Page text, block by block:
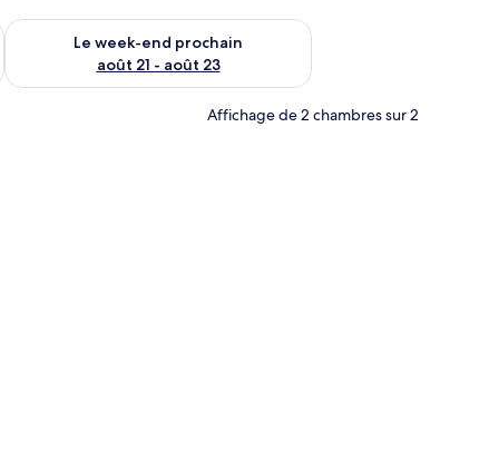
août 14 - août 16
Le week-end prochain
août 21 - août 23
Vérifier la disponibilité pour le week-end prochain août 21 -
Affichage de 2 chambres sur 2
lit, d’une télévision, d’un mur décoratif et d’une cloison en verre.